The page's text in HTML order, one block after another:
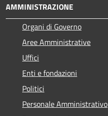
AMMINISTRAZIONE
Organi di Governo
Aree Amministrative
Uffici
Enti e fondazioni
Politici
Personale Amministrativo